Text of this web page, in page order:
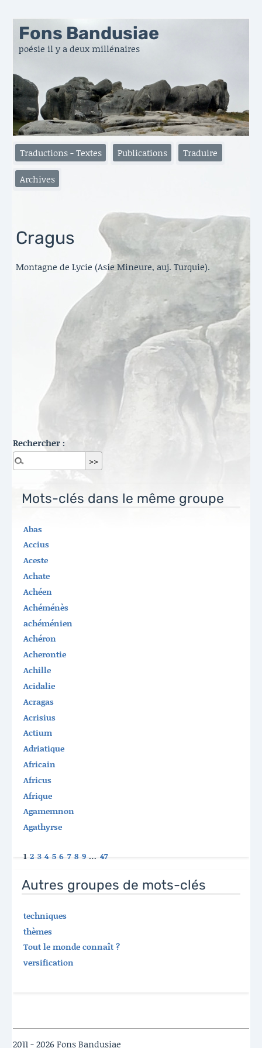
Fons Bandusiae
poésie il y a deux millénaires
Traductions - Textes Publications Traduire
Archives
Cragus
Montagne de Lycie (Asie Mineure, auj. Turquie).
Rechercher :
Mots-clés dans le même groupe
Abas
Accius
Aceste
Achate
Achéen
Achéménès
achéménien
Achéron
Acherontie
Achille
Acidalie
Acragas
Acrisius
Actium
Adriatique
Africain
Africus
Afrique
Agamemnon
Agathyrse
1 2 3 4 5 6 7 8 9 … 47
Autres groupes de mots-clés
techniques
thèmes
Tout le monde connaît ?
versification
2011 - 2026 Fons Bandusiae